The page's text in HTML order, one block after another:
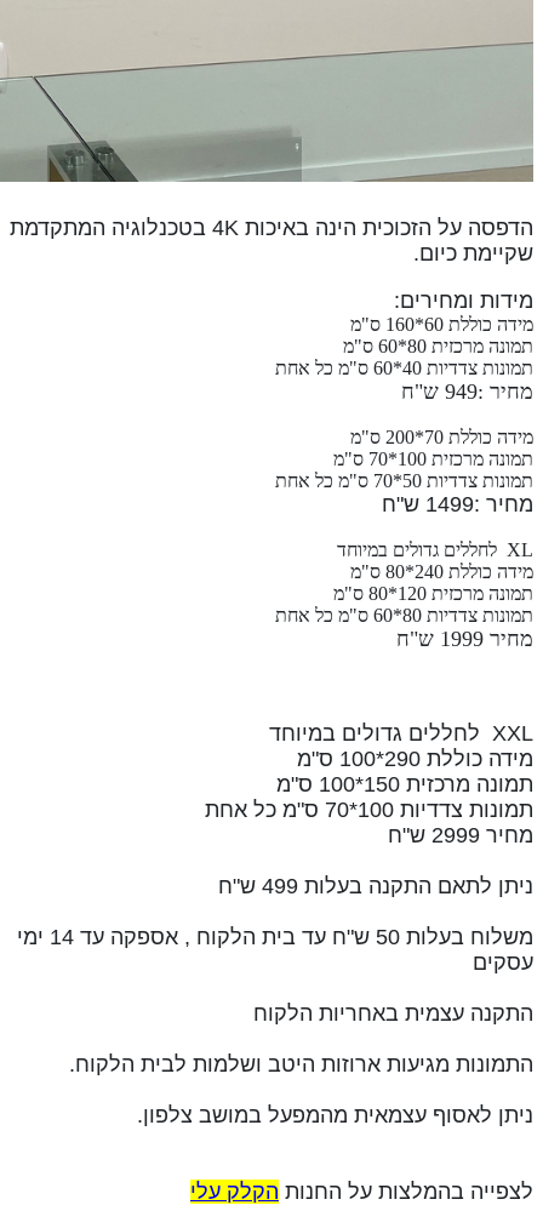
הדפסה על הזכוכית הינה באיכות 4K
בטכנלוגיה המתקדמת
שקיימת כיום.
מידות ומחירים:
מידה כוללת 60*160 ס"מ
תמונה מרכזית 80*60 ס"מ
תמונות צדדיות 40*60 ס"מ כל אחת
מחיר :949 ש"ח
מידה כוללת 70*200 ס"מ
תמונה מרכזית 100*70 ס"מ
תמונות צדדיות 50*70 ס"מ כל אחת
מחיר :1499 ש"ח
XL לחללים גדולים במיוחד
מידה כוללת 240*80 ס"מ
תמונה מרכזית 120*80 ס"מ
תמונות צדדיות 80*60 ס"מ כל אחת
מחיר 1999 ש"ח
XXL לחללים גדולים במיוחד
מידה כוללת 290*100 ס"מ
תמונה מרכזית 150*100 ס"מ
תמונות צדדיות 100*70 ס"מ כל אחת
מחיר 2999 ש"ח
ניתן לתאם התקנה בעלות 499 ש"ח
משלוח בעלות 50 ש"ח עד בית הלקוח , אספקה עד 14 ימי
עסקים
התקנה עצמית באחריות הלקוח
התמונות מגיעות ארוזות היטב ושלמות לבית הלקוח.
ניתן לאסוף עצמאית מהמפעל במושב צלפון.
לצפייה בהמלצות על החנות הקלק עלי